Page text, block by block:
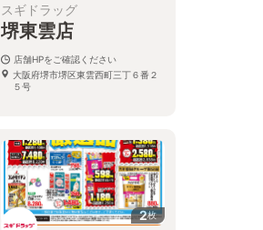
スギドラッグ
堺東雲店
店舗HPをご確認ください
大阪府堺市堺区東雲西町三丁６番２
５号
2枚